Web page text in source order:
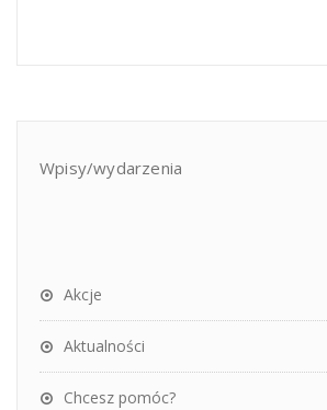
Wpisy/wydarzenia
Akcje
Aktualności
Chcesz pomóc?